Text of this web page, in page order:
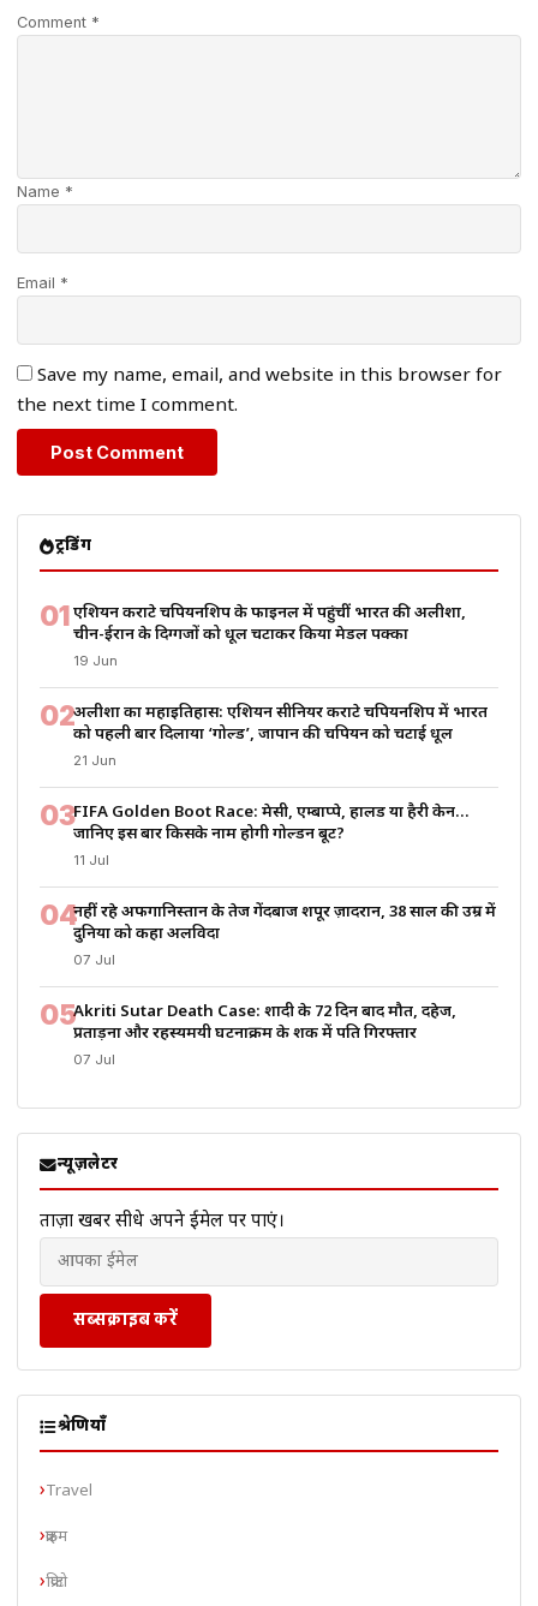
Comment *
Name *
Email *
Save my name, email, and website in this browser for
the next time I comment.
ट्रेंडिंग
01एशियन कराटे चैंपियनशिप के फाइनल में पहुंचीं भारत की अलीशा,
चीन-ईरान के दिग्गजों को धूल चटाकर किया मेडल पक्का
19 Jun
02अलीशा का महाइतिहास: एशियन सीनियर कराटे चैंपियनशिप में भारत
को पहली बार दिलाया ‘गोल्ड’, जापान की चैंपियन को चटाई धूल
21 Jun
03FIFA Golden Boot Race: मेसी, एम्बाप्पे, हालैंड या हैरी केन…
जानिए इस बार किसके नाम होगी गोल्डन बूट?
11 Jul
04नहीं रहे अफगानिस्तान के तेज गेंदबाज शपूर ज़ादरान, 38 साल की उम्र में
दुनिया को कहा अलविदा
07 Jul
05Akriti Sutar Death Case: शादी के 72 दिन बाद मौत, दहेज,
प्रताड़ना और रहस्यमयी घटनाक्रम के शक में पति गिरफ्तार
07 Jul
न्यूज़लेटर
ताज़ा खबरें सीधे अपने ईमेल पर पाएं।
सब्सक्राइब करें
श्रेणियाँ
Travel
क्राइम
क्रिप्टो